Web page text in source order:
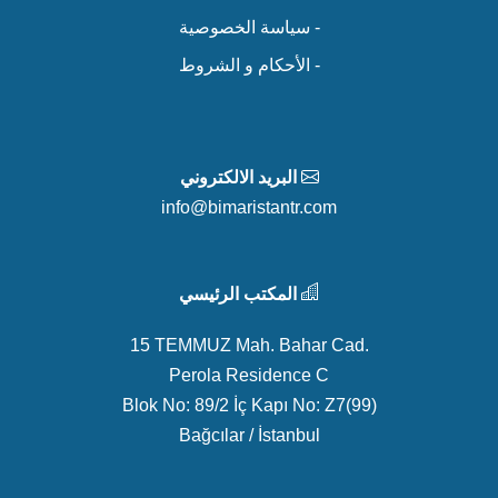
- سياسة الخصوصية
- الأحكام و الشروط
البريد الالكتروني
info@bimaristantr.com
المكتب الرئيسي
15 TEMMUZ Mah. Bahar Cad.
Perola Residence C
Blok No: 89/2 İç Kapı No: Z7(99)
Bağcılar / İstanbul